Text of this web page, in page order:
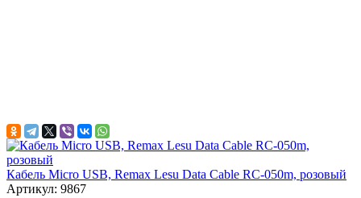
Кабель Micro USB, Remax Lesu Data Cable RC-050m, розовый
Артикул: 9867